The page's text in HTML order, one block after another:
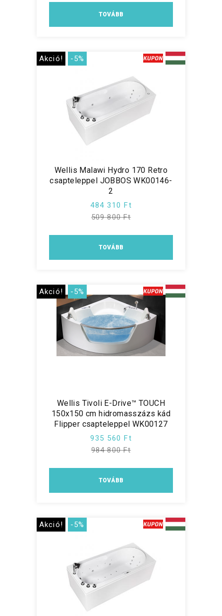
TOVÁBB
Akció! -5%
Wellis Malawi Hydro 170 Retro
csapteleppel JOBBOS WK00146-
2
484 310 Ft
509 800 Ft
TOVÁBB
Akció! -5%
Wellis Tivoli E-Drive™ TOUCH
150x150 cm hidromasszázs kád
Flipper csapteleppel WK00127
935 560 Ft
984 800 Ft
TOVÁBB
Akció! -5%